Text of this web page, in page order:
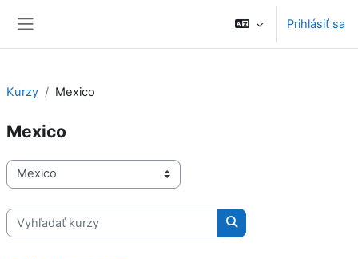
Prihlásiť sa
Kurzy Mexico
Mexico
Kategórie kurzov
Vyhľadať kurzy
Vyhľadať kurzy